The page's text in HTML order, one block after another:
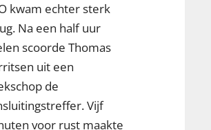
kwam echter sterk
Na een half uur
scoorde Thomas
uit een
de
Vijf
voor rust maakte